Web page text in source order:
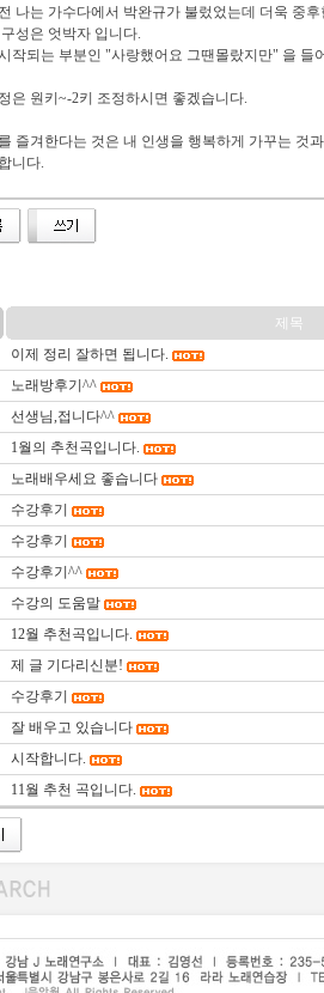
나는 가수다에서 박완규가 불렀었는데 더욱 중
성은 엇박자 입니다.
작되는 부분인 "사랑했어요 그땐몰랐지만" 을
은 원키~-2키 조정하시면 좋겠습니다.
즐겨한다는 것은 내 인생을 행복하게 가꾸는 것
니다.
제목
이제 정리 잘하면 됩니다.
노래방후기^^
선생님,접니다^^
1월의 추천곡입니다.
노래배우세요 좋습니다
수강후기
수강후기
수강후기^^
수강의 도움말
12월 추천곡입니다.
제 글 기다리신분!
수강후기
잘 배우고 있습니다
시작합니다.
11월 추천 곡입니다.